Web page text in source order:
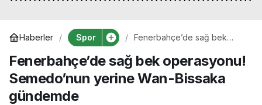
Haberler Spor
Fenerbahçe’de sağ bek
yerine Wan-Bissaka
gündemde
Fenerbahçe’de sağ bek operasyonu!
Semedo’nun yerine Wan-Bissaka
gündemde